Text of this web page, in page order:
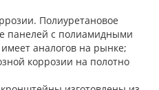
Полиуретановое
панелей с полиамидными
аналогов на рынке;
коррозии на полотно